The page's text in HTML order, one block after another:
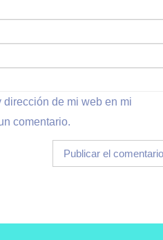
de mi web en mi
comentario.